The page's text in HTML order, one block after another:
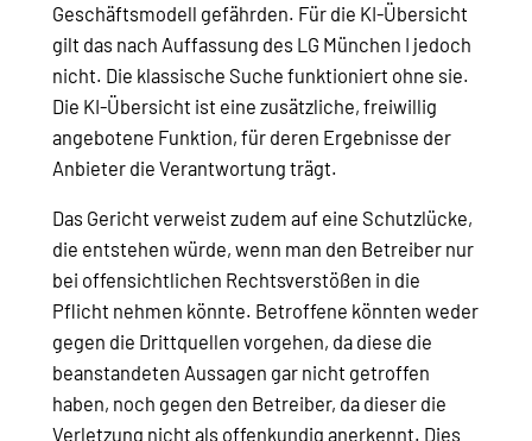
Geschäftsmodell gefährden. Für die KI-Übersicht
gilt das nach Auffassung des LG München I jedoch
nicht. Die klassische Suche funktioniert ohne sie.
Die KI-Übersicht ist eine zusätzliche, freiwillig
angebotene Funktion, für deren Ergebnisse der
Anbieter die Verantwortung trägt.
Das Gericht verweist zudem auf eine Schutzlücke,
die entstehen würde, wenn man den Betreiber nur
bei offensichtlichen Rechtsverstößen in die
Pflicht nehmen könnte. Betroffene könnten weder
gegen die Drittquellen vorgehen, da diese die
beanstandeten Aussagen gar nicht getroffen
haben, noch gegen den Betreiber, da dieser die
Verletzung nicht als offenkundig anerkennt. Dies